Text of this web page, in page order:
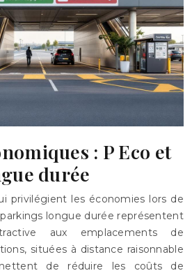
: P Eco et
durée
privilégient les économies lors de
longue durée représentent
aux emplacements de
situées à distance raisonnable
de réduire les coûts de